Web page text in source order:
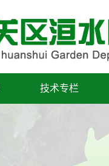
技术专栏